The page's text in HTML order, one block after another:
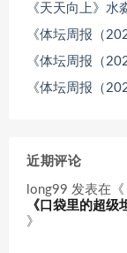
《天天向上》水
《体坛周报（
《体坛周报（
《体坛周报（
近期评论
long99 发表在《
《口袋里的超级
》